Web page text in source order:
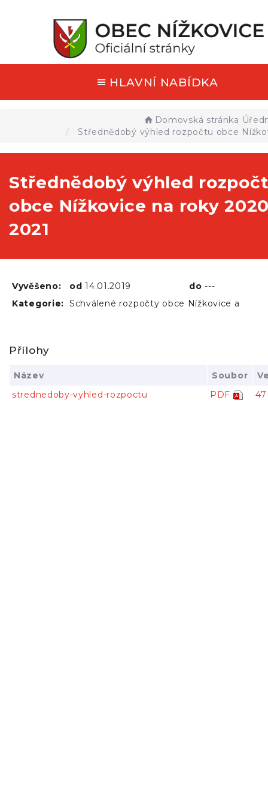
HLAVNÍ NABÍDKA
Domovská stránka
Střednědobý výhled rozpočtu obce
Střednědobý výhled
obce Nížkovice na roky
2021
Vyvěšeno: od14.01.2019 do---
Kategorie: Schválené rozpočty obce Nížkovice a
Přílohy
Název Soubor
strednedoby-vyhled-rozpoctu
PDF